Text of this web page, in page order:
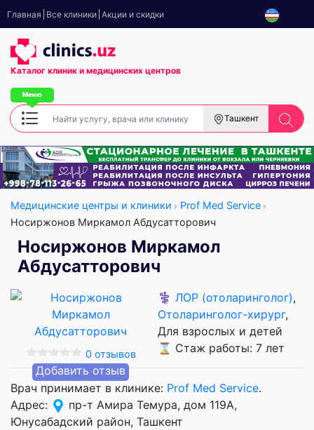
Главная Все клиники Акции и скидки
Каталог клиник и медицинских центров
Ташкент
Медицинские центры и клиники
Prof Med Service
Носиржонов Миркамол Абдусатторович
Носиржонов Миркамол
Абдусатторович
0 отзывов
Добавить отзыв
⚕️ ЛОР (отоларинголог),
Отоларинголог-хирург,
Для взрослых и детей
⌛ Стаж работы: 7 лет
Врач принимает в клинике: Prof Med Service.
Адрес:
пр-т Амира Темура, дом 119А,
Юнусабадский район, Ташкент